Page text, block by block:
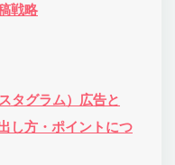
戦略
タグラム）広告と
し方・ポイントにつ